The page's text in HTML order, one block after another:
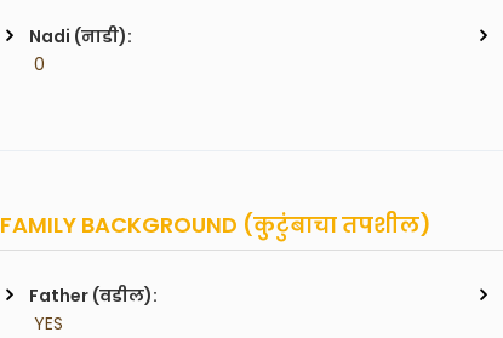
Nadi (नाडी):
0
FAMILY BACKGROUND (कुटुंबाचा तपशील)
Father (वडील):
YES